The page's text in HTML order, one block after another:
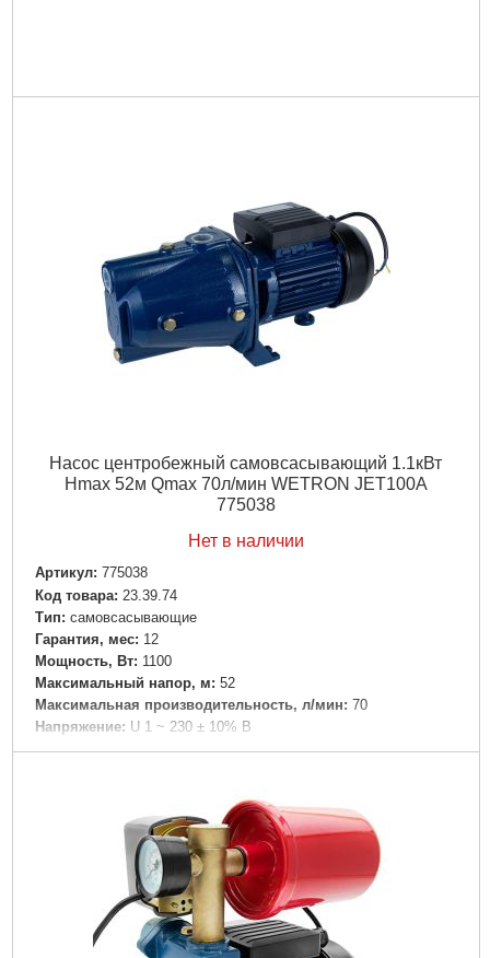
Насос центробежный самовсасывающий 1.1кВт
Hmax 52м Qmax 70л/мин WETRON JET100A
775038
Нет в наличии
Артикул: 775038
Код товара: 23.39.74
Tип: самовсасывающие
Гарантия, мес: 12
Мощность, Вт: 1100
Максимальный напор, м: 52
Максимальная производительность, л/мин: 70
Напряжение: U 1 ~ 230 ± 10% В
Номинальная сила тока, I(А): 3.5
Рабочее колесо: Износостойкий технополимер
Класс защиты:
IP44
Перекачиваемая жидкость: Чистая вода
Диаметр всасывающего патрубка DN1, " (дюйм):
Диаметр напорного патрубка DN2, " (дюйм): 1
Максимальное давление, бар: 8
Материал корпуса: Чугун